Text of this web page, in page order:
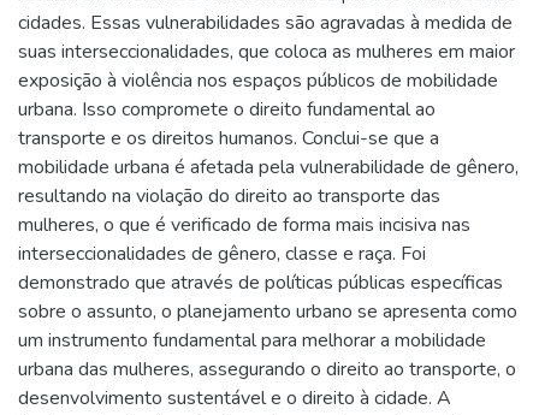
cidades. Essas vulnerabilidades são agravadas à medida de
suas interseccionalidades, que coloca as mulheres em maior
exposição à violência nos espaços públicos de mobilidade
urbana. Isso compromete o direito fundamental ao
transporte e os direitos humanos. Conclui-se que a
mobilidade urbana é afetada pela vulnerabilidade de gênero,
resultando na violação do direito ao transporte das
mulheres, o que é verificado de forma mais incisiva nas
interseccionalidades de gênero, classe e raça. Foi
demonstrado que através de políticas públicas específicas
sobre o assunto, o planejamento urbano se apresenta como
um instrumento fundamental para melhorar a mobilidade
urbana das mulheres, assegurando o direito ao transporte, o
desenvolvimento sustentável e o direito à cidade. A